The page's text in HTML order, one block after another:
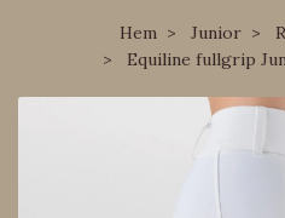
Hem Junior
Equiline fullgrip